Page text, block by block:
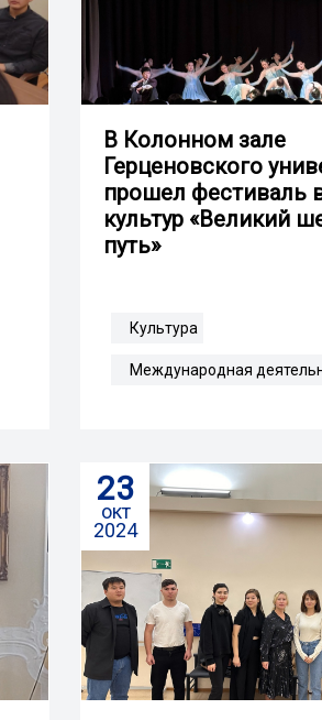
В Колонном зале
Герценовского
прошел фестиваль
культур «Великий
путь»
Культура
Международная
23
окт
2024